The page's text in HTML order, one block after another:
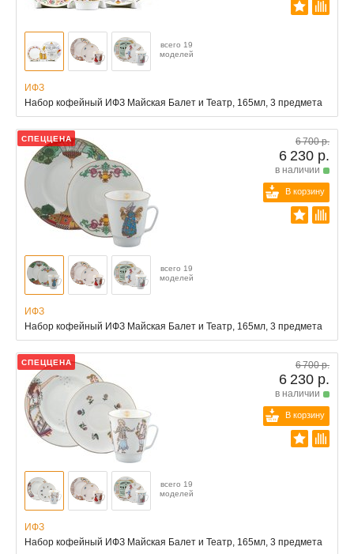
всего 19
моделей
ИФЗ
Набор кофейный ИФЗ Майская Балет и Театр, 165мл, 3 предмета
СПЕЦЦЕНА 6 700 р.
6 230 р.
в наличии
В корзину
всего 19
моделей
ИФЗ
Набор кофейный ИФЗ Майская Балет и Театр, 165мл, 3 предмета
СПЕЦЦЕНА 6 700 р.
6 230 р.
в наличии
В корзину
всего 19
моделей
ИФЗ
Набор кофейный ИФЗ Майская Балет и Театр, 165мл, 3 предмета